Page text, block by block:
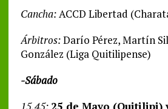
Cancha:ACCD Libertad
Árbitros:Darío Pérez, Martín
González (Liga Quitilipense)
-Sábado